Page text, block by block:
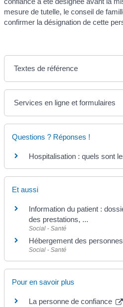
mesure de tutelle, le conseil de
confirmer la désignation de cette
Textes de référence
Services en ligne et formulaires
Questions ? Réponses !
Hospitalisation : quels sont
Et aussi
Information du patient :
des prestations, ...
Social - Santé
Hébergement des
Social - Santé
Pour en savoir plus
La personne de confiance